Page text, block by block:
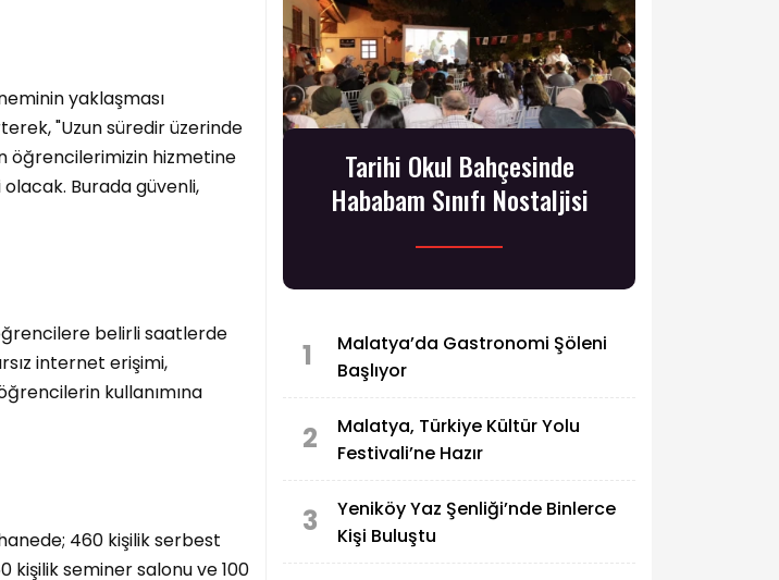
yaklaşması
"Uzun süredir üzerinde
öğrencilerimizin hizmetine
Burada güvenli,
belirli saatlerde
internet erişimi,
kullanımına
460 kişilik serbest
kişilik seminer salonu ve 100
Tarihi Okul Bahçesinde
Hababam Sınıfı Nostaljisi
1
Malatya’da Gastronomi Şöleni
Başlıyor
2
Malatya, Türkiye Kültür Yolu
Festivali’ne Hazır
3
Yeniköy Yaz Şenliği’nde Binlerce
Kişi Buluştu